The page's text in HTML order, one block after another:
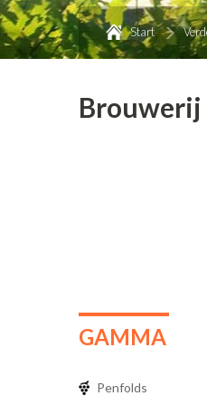
Start
Brouwerij
GAMMA
Penfolds